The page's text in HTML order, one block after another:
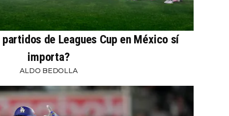
de Leagues Cup en México sí
importa?
ALDO BEDOLLA